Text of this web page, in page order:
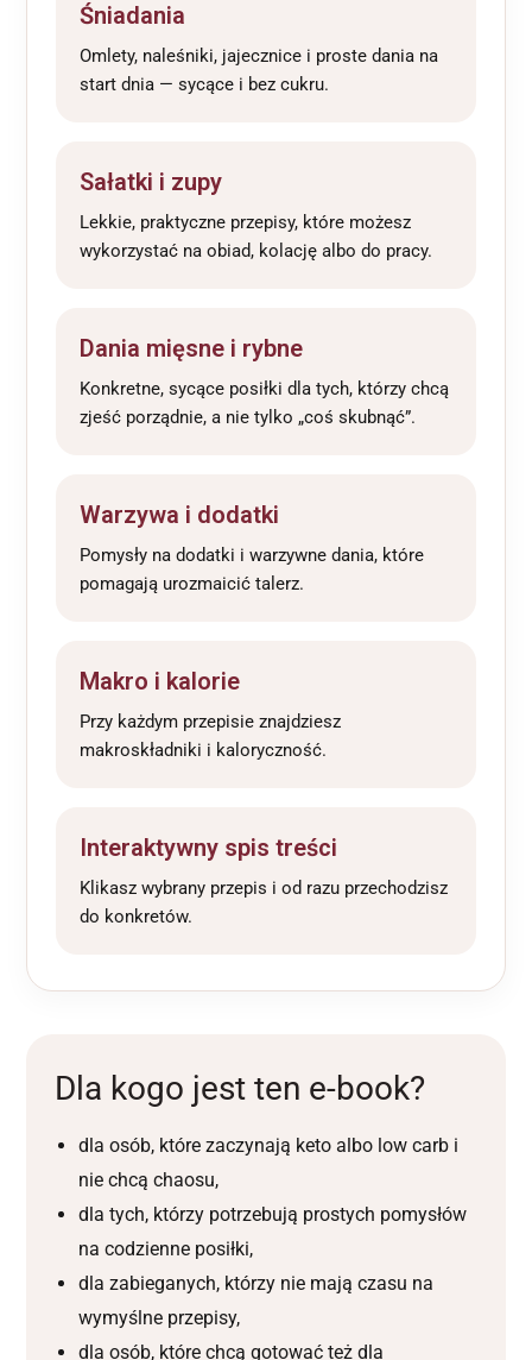
Śniadania
Omlety, naleśniki, jajecznice i proste dania na
start dnia — sycące i bez cukru.
Sałatki i zupy
Lekkie, praktyczne przepisy, które możesz
wykorzystać na obiad, kolację albo do pracy.
Dania mięsne i rybne
Konkretne, sycące posiłki dla tych, którzy chcą
zjeść porządnie, a nie tylko „coś skubnąć”.
Warzywa i dodatki
Pomysły na dodatki i warzywne dania, które
pomagają urozmaicić talerz.
Makro i kalorie
Przy każdym przepisie znajdziesz
makroskładniki i kaloryczność.
Interaktywny spis treści
Klikasz wybrany przepis i od razu przechodzisz
do konkretów.
Dla kogo jest ten e-book?
dla osób, które zaczynają keto albo low carb i
nie chcą chaosu,
dla tych, którzy potrzebują prostych pomysłów
na codzienne posiłki,
dla zabieganych, którzy nie mają czasu na
wymyślne przepisy,
dla osób, które chcą gotować też dla